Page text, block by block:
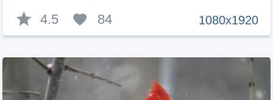
1080x1920
4.5 84